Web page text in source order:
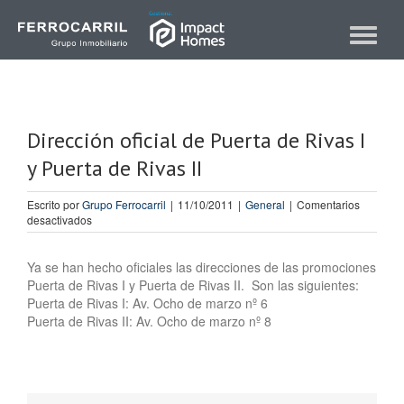
Toggle
Dirección oficial de Puerta de Rivas I
y Puerta de Rivas II
Escrito porGrupo Ferrocarril | 11/10/2011 | General | Comentarios
desactivadosen
Dirección
de
Puerta
de
Rivas
I
Ya se han hecho oficiales las direcciones de las promociones
Puerta de Rivas I y Puerta de Rivas II. Son las siguientes:
Puerta de Rivas I: Av. Ocho de marzo nº 6
Puerta de Rivas II: Av. Ocho de marzo nº 8